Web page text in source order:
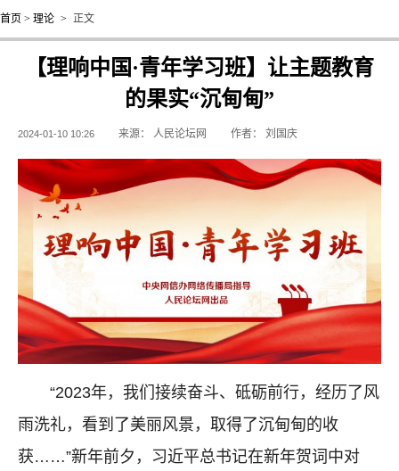
首页 > 理论 > 正文
【理响中国·青年学习班】让主题教育
的果实“沉甸甸”
2024-01-10 10:26 来源： 人民论坛网 作者： 刘国庆
“2023年，我们接续奋斗、砥砺前行，经历了风
雨洗礼，看到了美丽风景，取得了沉甸甸的收
获……”新年前夕，习近平总书记在新年贺词中对